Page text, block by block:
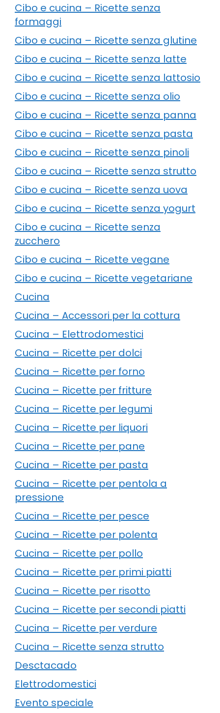
Cibo e cucina – Ricette senza
formaggi
Cibo e cucina – Ricette senza glutine
Cibo e cucina – Ricette senza latte
Cibo e cucina – Ricette senza lattosio
Cibo e cucina – Ricette senza olio
Cibo e cucina – Ricette senza panna
Cibo e cucina – Ricette senza pasta
Cibo e cucina – Ricette senza pinoli
Cibo e cucina – Ricette senza strutto
Cibo e cucina – Ricette senza uova
Cibo e cucina – Ricette senza yogurt
Cibo e cucina – Ricette senza
zucchero
Cibo e cucina – Ricette vegane
Cibo e cucina – Ricette vegetariane
Cucina
Cucina – Accessori per la cottura
Cucina – Elettrodomestici
Cucina – Ricette per dolci
Cucina – Ricette per forno
Cucina – Ricette per fritture
Cucina – Ricette per legumi
Cucina – Ricette per liquori
Cucina – Ricette per pane
Cucina – Ricette per pasta
Cucina – Ricette per pentola a
pressione
Cucina – Ricette per pesce
Cucina – Ricette per polenta
Cucina – Ricette per pollo
Cucina – Ricette per primi piatti
Cucina – Ricette per risotto
Cucina – Ricette per secondi piatti
Cucina – Ricette per verdure
Cucina – Ricette senza strutto
Desctacado
Elettrodomestici
Evento speciale